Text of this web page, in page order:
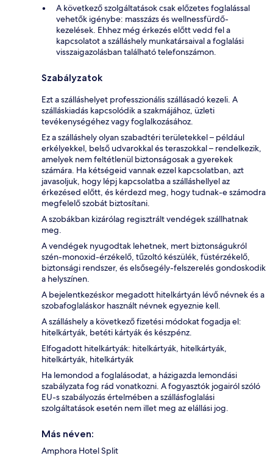
A következő szolgáltatások csak előzetes foglalással
vehetők igénybe: masszázs és wellnessfürdő-
kezelések. Ehhez még érkezés előtt vedd fel a
kapcsolatot a szálláshely munkatársaival a foglalási
visszaigazolásban található telefonszámon.
Szabályzatok
Ezt a szálláshelyet professzionális szállásadó kezeli. A
szálláskiadás kapcsolódik a szakmájához, üzleti
tevékenységéhez vagy foglalkozásához.
Ez a szálláshely olyan szabadtéri területekkel – például
erkélyekkel, belső udvarokkal és teraszokkal – rendelkezik,
amelyek nem feltétlenül biztonságosak a gyerekek
számára. Ha kétségeid vannak ezzel kapcsolatban, azt
javasoljuk, hogy lépj kapcsolatba a szálláshellyel az
érkezésed előtt, és kérdezd meg, hogy tudnak-e számodra
megfelelő szobát biztosítani.
A szobákban kizárólag regisztrált vendégek szállhatnak
meg.
A vendégek nyugodtak lehetnek, mert biztonságukról
szén-monoxid-érzékelő, tűzoltó készülék, füstérzékelő,
biztonsági rendszer, és elsősegély-felszerelés gondoskodik
a helyszínen.
A bejelentkezéskor megadott hitelkártyán lévő névnek és a
szobafoglaláskor használt névnek egyeznie kell.
A szálláshely a következő fizetési módokat fogadja el:
hitelkártyák, betéti kártyák és készpénz.
Elfogadott hitelkártyák: hitelkártyák, hitelkártyák,
hitelkártyák, hitelkártyák
Ha lemondod a foglalásodat, a házigazda lemondási
szabályzata fog rád vonatkozni. A fogyasztók jogairól szóló
EU-s szabályozás értelmében a szállásfoglalási
szolgáltatások esetén nem illet meg az elállási jog.
Más néven:
Amphora Hotel Split